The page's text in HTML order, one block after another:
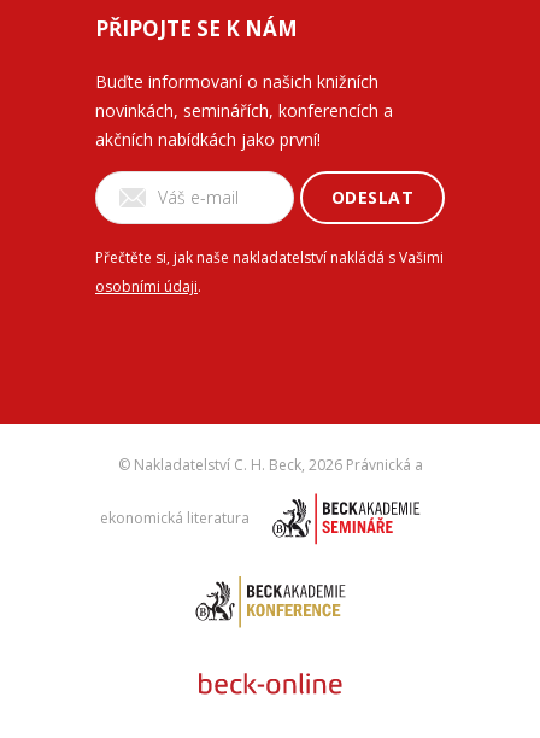
PŘIPOJTE SE K NÁM
Buďte informovaní o našich knižních
novinkách, seminářích, konferencích a
akčních nabídkách jako první!
ODESLAT
Přečtěte si, jak naše nakladatelství nakládá s Vašimi
osobními údaji.
© Nakladatelství C. H. Beck, 2026 Právnická a
ekonomická literatura